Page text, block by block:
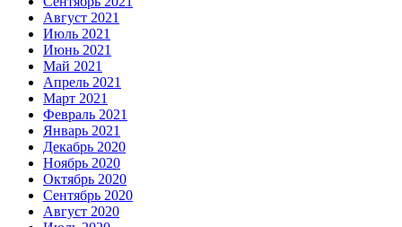
Август 2021
Июль 2021
Июнь 2021
Май 2021
Апрель 2021
Март 2021
Февраль 2021
Январь 2021
Декабрь 2020
Ноябрь 2020
Октябрь 2020
Сентябрь 2020
Август 2020